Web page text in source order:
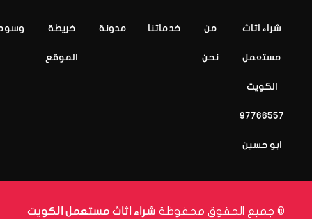
شراء اثاث
مستعمل
الكويت
97766557
ابو حسين
من
نحن
خدماتنا مدونة خريطة
الموقع
© جميع الحقوق محفوظة شراء اثاث مستعمل الكويت